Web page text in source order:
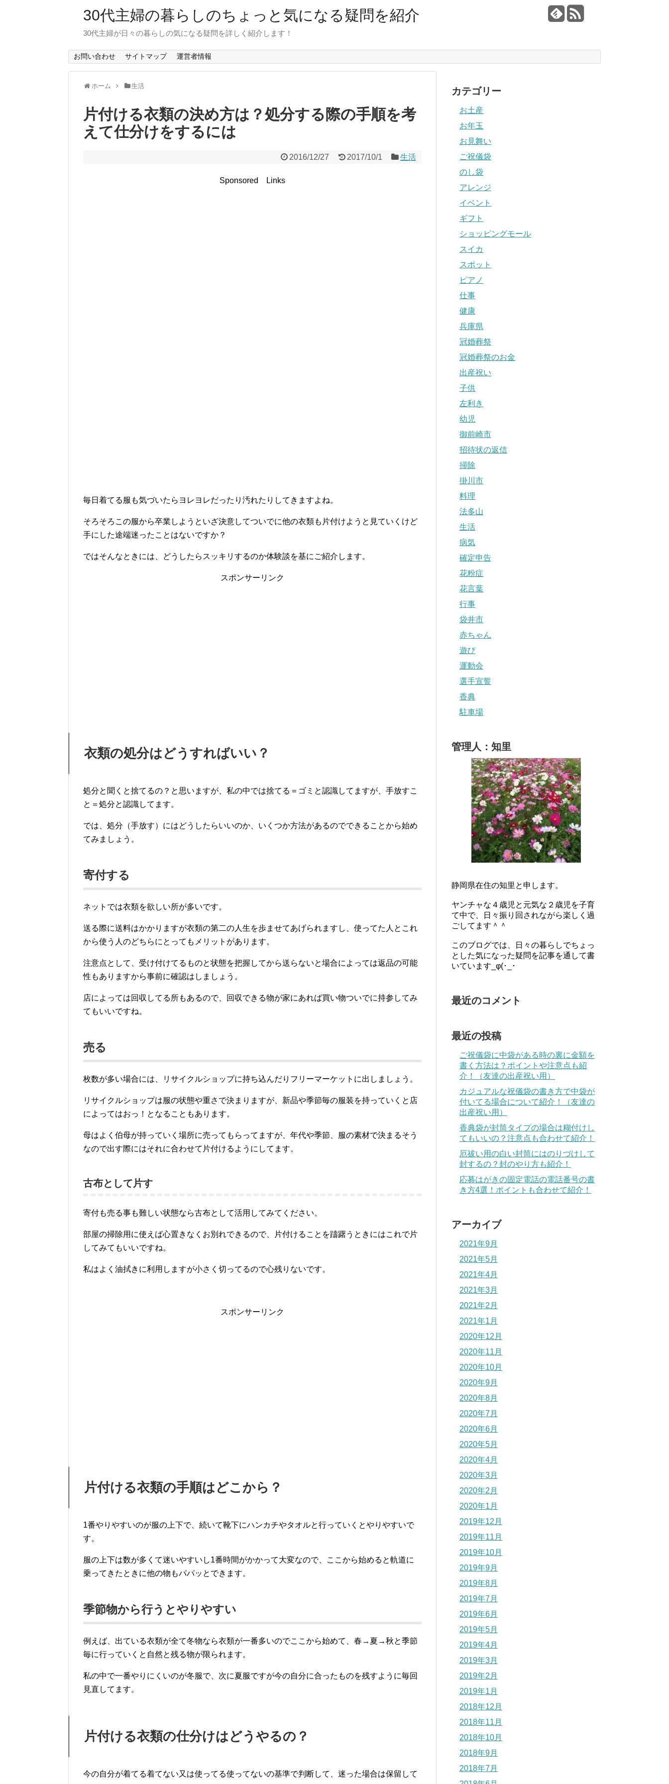
30代主婦の暮らしのちょっと気になる疑問を紹介
30代主婦が日々の暮らしの気になる疑問を詳しく紹介します！
お問い合わせ サイトマップ 運営者情報
ホーム 生活
片付ける衣類の決め方は？処分する際の手順を考
えて仕分けをするには
2016/12/27 2017/10/1 生活
Sponsored Links
毎日着てる服も気づいたらヨレヨレだったり汚れたりしてきますよね。
そろそろこの服から卒業しようといざ決意してついでに他の衣類も片付けようと見ていくけど
手にした途端迷ったことはないですか？
ではそんなときには、どうしたらスッキリするのか体験談を基にご紹介します。
スポンサーリンク
衣類の処分はどうすればいい？
処分と聞くと捨てるの？と思いますが、私の中では捨てる＝ゴミと認識してますが、手放すこ
と＝処分と認識してます。
では、処分（手放す）にはどうしたらいいのか、いくつか方法があるのでできることから始め
てみましょう。
寄付する
ネットでは衣類を欲しい所が多いです。
送る際に送料はかかりますが衣類の第二の人生を歩ませてあげられますし、使ってた人とこれ
から使う人のどちらにとってもメリットがあります。
注意点として、受け付けてるものと状態を把握してから送らないと場合によっては返品の可能
性もありますから事前に確認はしましょう。
店によっては回収してる所もあるので、回収できる物が家にあれば買い物ついでに持参してみ
てもいいですね。
売る
枚数が多い場合には、リサイクルショップに持ち込んだりフリーマーケットに出しましょう。
リサイクルショップは服の状態や重さで決まりますが、新品や季節毎の服装を持っていくと店
によってはおっ！となることもあります。
母はよく伯母が持っていく場所に売ってもらってますが、年代や季節、服の素材で決まるそう
なので出す際にはそれに合わせて片付けるようにしてます。
古布として片す
寄付も売る事も難しい状態なら古布として活用してみてください。
部屋の掃除用に使えば心置きなくお別れできるので、片付けることを躊躇うときにはこれで片
してみてもいいですね。
私はよく油拭きに利用しますが小さく切ってるので心残りないです。
スポンサーリンク
片付ける衣類の手順はどこから？
1番やりやすいのが服の上下で、続いて靴下にハンカチやタオルと行っていくとやりやすいで
す。
服の上下は数が多くて迷いやすいし1番時間がかかって大変なので、ここから始めると軌道に
乗ってきたときに他の物もパパッとできます。
季節物から行うとやりやすい
例えば、出ている衣類が全て冬物なら衣類が一番多いのでここから始めて、春→夏→秋と季節
毎に行っていくと自然と残る物が限られます。
私の中で一番やりにくいのが冬服で、次に夏服ですが今の自分に合ったものを残すように毎回
見直してます。
片付ける衣類の仕分けはどうやるの？
今の自分が着てる着てない又は使ってる使ってないの基準で判断して、迷った場合は保留して
カテゴリー
お土産
お年玉
お見舞い
ご祝儀袋
のし袋
アレンジ
イベント
ギフト
ショッピングモール
スイカ
スポット
ピアノ
仕事
健康
兵庫県
冠婚葬祭
冠婚葬祭のお金
出産祝い
子供
左利き
幼児
御前崎市
招待状の返信
掃除
掛川市
料理
法多山
生活
病気
確定申告
花粉症
花言葉
行事
袋井市
赤ちゃん
遊び
運動会
選手宣誓
香典
駐車場
管理人：知里
静岡県在住の知里と申します。
ヤンチャな４歳児と元気な２歳児を子育
て中で、日々振り回されながら楽しく過
ごしてます＾＾
このブログでは、日々の暮らしでちょっ
とした気になった疑問を記事を通して書
いています_φ(･_･
最近のコメント
最近の投稿
ご祝儀袋に中袋がある時の裏に金額を
書く方法は？ポイントや注意点も紹
介！（友達の出産祝い用）
カジュアルな祝儀袋の書き方で中袋が
付いてる場合について紹介！（友達の
出産祝い用）
香典袋が封筒タイプの場合は糊付けし
てもいいの？注意点も合わせて紹介！
厄祓い用の白い封筒にはのりづけして
封するの？封のやり方も紹介！
応募はがきの固定電話の電話番号の書
き方4選！ポイントも合わせて紹介！
アーカイブ
2021年9月
2021年5月
2021年4月
2021年3月
2021年2月
2021年1月
2020年12月
2020年11月
2020年10月
2020年9月
2020年8月
2020年7月
2020年6月
2020年5月
2020年4月
2020年3月
2020年2月
2020年1月
2019年12月
2019年11月
2019年10月
2019年9月
2019年8月
2019年7月
2019年6月
2019年5月
2019年4月
2019年3月
2019年2月
2019年1月
2018年12月
2018年11月
2018年10月
2018年9月
2018年7月